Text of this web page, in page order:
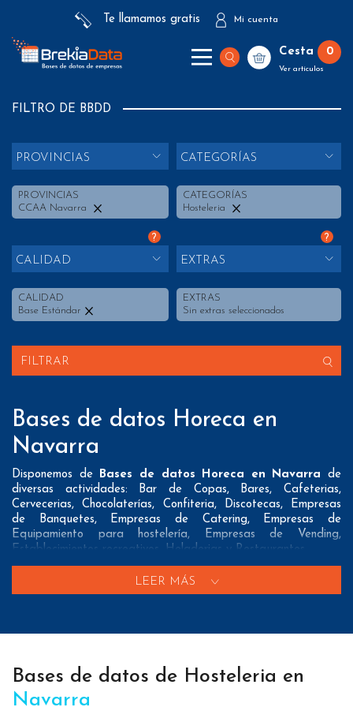
Te llamamos gratis Mi cuenta
Cesta 0
Ver artículos
FILTRO DE BBDD
PROVINCIAS
PROVINCIAS
CCAA Navarra
CATEGORÍAS
CATEGORÍAS
Hosteleria
?
CALIDAD
CALIDAD
Base Estándar
?
EXTRAS
EXTRAS
Sin extras seleccionados
FILTRAR
Bases de datos Horeca en
Navarra
Disponemos de Bases de datos Horeca en Navarra de
diversas actividades: Bar de Copas, Bares, Cafeterias,
Cervecerias, Chocolaterías, Confiteria, Discotecas, Empresas
de Banquetes, Empresas de Catering, Empresas de
Equipamiento para hostelería, Empresas de Vending,
Establecimientos recreativos, Heladerias y Restaurantes
Nuestros listados normalmente ofrecen 3 posibles formas de
contacto que pueden resultar interesantes a nuestros clientes:
Horeca en Navarra tienen todos los datos necesarios
que pueda realizar su mailing postal con la máxima eficacia.
A nivel de
LEER MÁS
Bases de datos de Hosteleria en
Navarra